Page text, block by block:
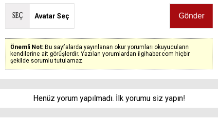
Avatar Seç
Önemli Not: Bu sayfalarda yayınlanan okur yorumları okuyucuların
kendilerine ait görüşlerdir. Yazılan yorumlardan ilgihaber.com hiçbir
şekilde sorumlu tutulamaz.
Henüz yorum yapılmadı. İlk yorumu siz yapın!